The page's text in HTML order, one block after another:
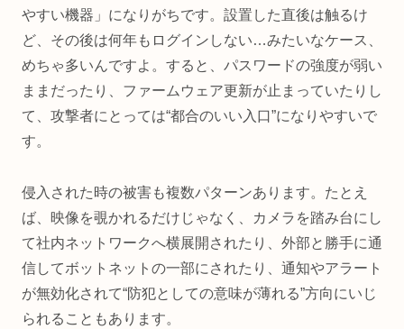
やすい機器」になりがちです。設置した直後は触るけ
ど、その後は何年もログインしない…みたいなケース、
めちゃ多いんですよ。すると、パスワードの強度が弱い
ままだったり、ファームウェア更新が止まっていたりし
て、攻撃者にとっては“都合のいい入口”になりやすいで
す。
侵入された時の被害も複数パターンあります。たとえ
ば、映像を覗かれるだけじゃなく、カメラを踏み台にし
て社内ネットワークへ横展開されたり、外部と勝手に通
信してボットネットの一部にされたり、通知やアラート
が無効化されて“防犯としての意味が薄れる”方向にいじ
られることもあります。